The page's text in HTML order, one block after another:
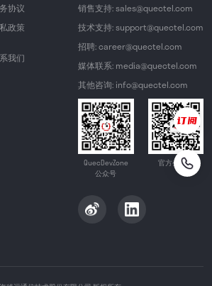
协议
政策
我们
销售支持: sales@quectel.com
技术支持: support@quectel.com
招聘: career@quectel.com
媒体联系: media@quectel.com
其他咨询: info@quectel.com
QuecDevZone
公众号
官方公众号